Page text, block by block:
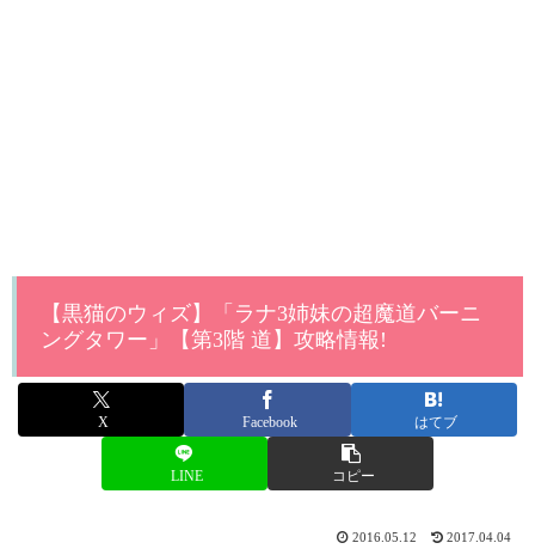
【黒猫のウィズ】「ラナ3姉妹の超魔道バーニ
ングタワー」【第3階 道】攻略情報!
X Facebook はてブ
LINE コピー
2016.05.12 2017.04.04